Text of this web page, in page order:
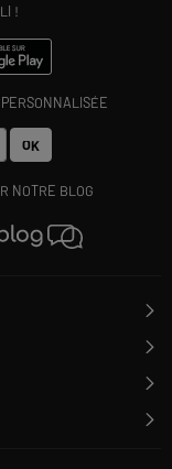
!
OK
NOTRE BLOG